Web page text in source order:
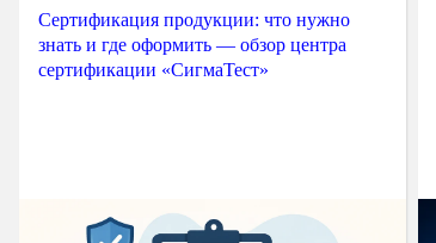
Сертификация продукции: что нужно
знать и где оформить — обзор центра
сертификации «СигмаТест»